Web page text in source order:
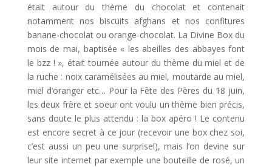
était autour du thème du chocolat et contenait
notamment nos biscuits afghans et nos confitures
banane-chocolat ou orange-chocolat. La Divine Box du
mois de mai, baptisée « les abeilles des abbayes font
le bzz ! », était tournée autour du thème du miel et de
la ruche : noix caramélisées au miel, moutarde au miel,
miel d’oranger etc… Pour la Fête des Pères du 18 juin,
les deux frère et soeur ont voulu un thème bien précis,
sans doute le plus attendu : la box apéro ! Le contenu
est encore secret à ce jour (recevoir une box chez soi,
c’est aussi un peu une surprise!), mais l’on devine sur
leur site internet par exemple une bouteille de rosé, un